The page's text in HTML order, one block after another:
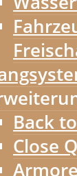
Back
Close